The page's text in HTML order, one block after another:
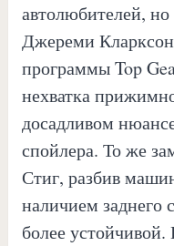
автолюбителей, но
Джереми
программы Top
нехватка
досадливом
спойлера. То же
Стиг, разбив
наличием заднего
более устойчивой.